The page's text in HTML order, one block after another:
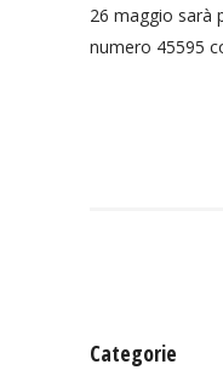
26 maggio sarà
numero 45595
Categorie